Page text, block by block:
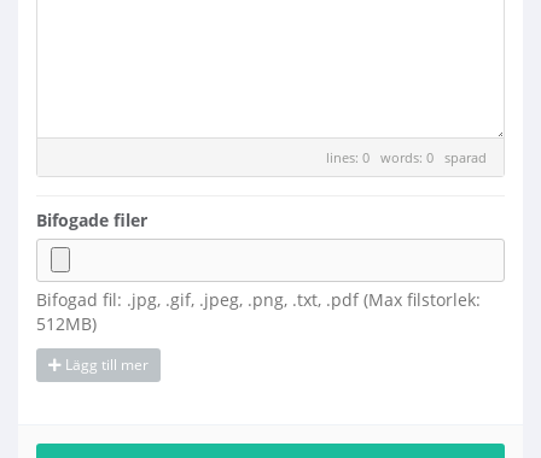
lines: 0 words: 0 sparad
Bifogade filer
Bifogad fil: .jpg, .gif, .jpeg, .png, .txt, .pdf (Max filstorlek:
512MB)
Lägg till mer